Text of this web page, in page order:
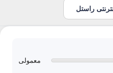
راستل
معمولی